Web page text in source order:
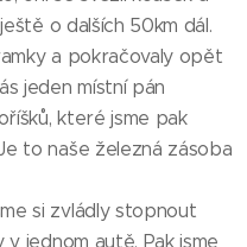
o dalších 50km dál.
a pokračovaly opět
jeden místní pán
které jsme pak
to naše železná zásoba
si zvládly stopnout
jednom autě. Pak jsme